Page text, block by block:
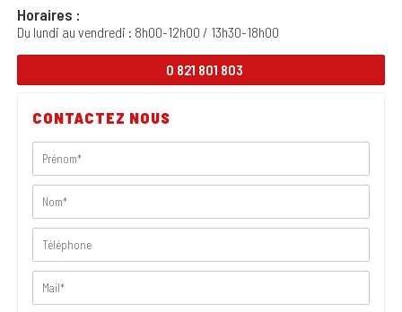
0 821 801 803
CONTACTEZ NOUS
Horaires :
Du lundi au vendredi : 8h00-12h00 / 13h30-18h00